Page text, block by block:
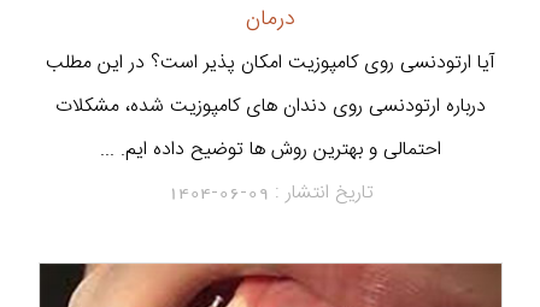
درمان
آیا ارتودنسی روی کامپوزیت امکان پذیر است؟ در این مطلب
درباره ارتودنسی روی دندان های کامپوزیت شده، مشکلات
احتمالی و بهترین روش ها توضیح داده ایم. ...
تاریخ انتشار : 1404-06-09